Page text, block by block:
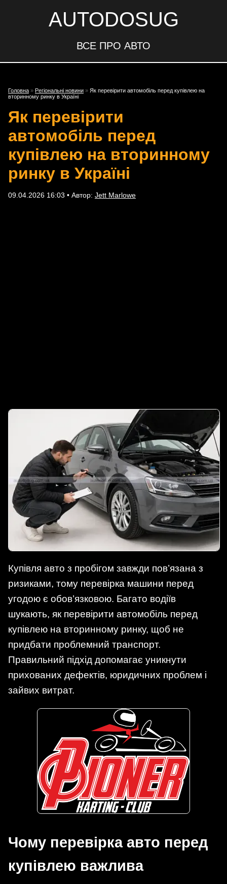
AUTODOSUG
ВСЕ ПРО АВТО
Головна » Регіональні новини » Як перевірити автомобіль перед купівлею на
вторинному ринку в Україні
Як перевірити
автомобіль перед
купівлею на вторинному
ринку в Україні
09.04.2026 16:03 • Автор: Jett Marlowe
Купівля авто з пробігом завжди пов’язана з
ризиками, тому перевірка машини перед
угодою є обов’язковою. Багато водіїв
шукають, як перевірити автомобіль перед
купівлею на вторинному ринку, щоб не
придбати проблемний транспорт.
Правильний підхід допомагає уникнути
прихованих дефектів, юридичних проблем і
зайвих витрат.
Чому перевірка авто перед
купівлею важлива